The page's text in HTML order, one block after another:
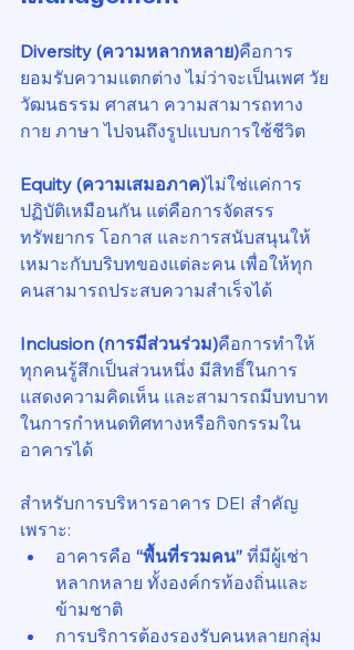
Diversity (ความหลากหลาย)คือการ
ยอมรับความแตกต่าง ไม่ว่าจะเป็นเพศ วัย
วัฒนธรรม ศาสนา ความสามารถทาง
กาย ภาษา ไปจนถึงรูปแบบการใช้ชีวิต
Equity (ความเสมอภาค)ไม่ใช่แค่การ
ปฏิบัติเหมือนกัน แต่คือการจัดสรร
ทรัพยากร โอกาส และการสนับสนุนให้
เหมาะกับบริบทของแต่ละคน เพื่อให้ทุก
คนสามารถประสบความสำเร็จได้
Inclusion (การมีส่วนร่วม)คือการทำให้
ทุกคนรู้สึกเป็นส่วนหนึ่ง มีสิทธิ์ในการ
แสดงความคิดเห็น และสามารถมีบทบาท
ในการกำหนดทิศทางหรือกิจกรรมใน
อาคารได้
สำหรับการบริหารอาคาร DEI สำคัญ
เพราะ:
อาคารคือ “พื้นที่รวมคน” ที่มีผู้เช่า
หลากหลาย ทั้งองค์กรท้องถิ่นและ
ข้ามชาติ
การบริการต้องรองรับคนหลายกลุ่ม